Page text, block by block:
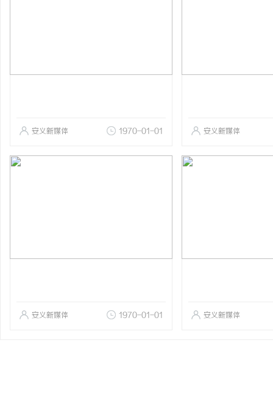
安义新媒体 1970-01-01 安义新媒体
安义新媒体 1970-01-01 安义新媒体